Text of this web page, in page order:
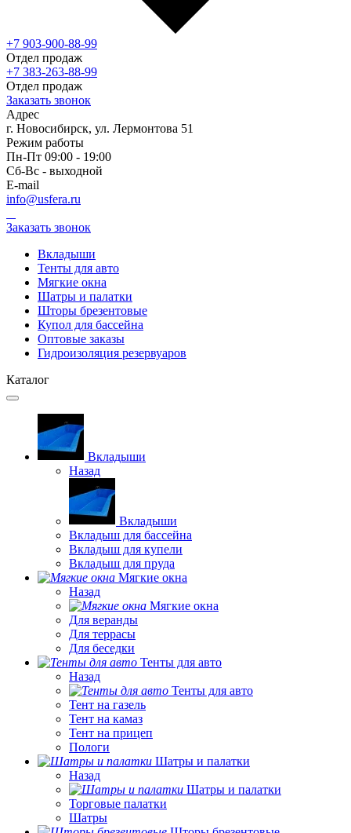
+7 903-900-88-99
Отдел продаж
+7 383-263-88-99
Отдел продаж
Заказать звонок
Адрес
г. Новосибирск, ул. Лермонтова 51
Режим работы
Пн-Пт 09:00 - 19:00
Сб-Вс - выходной
E-mail
info@usfera.ru
Заказать звонок
Вкладыши
Тенты для авто
Мягкие окна
Шатры и палатки
Шторы брезентовые
Купол для бассейна
Оптовые заказы
Гидроизоляция резервуаров
Каталог
Вкладыши
Назад
Вкладыши
Вкладыш для бассейна
Вкладыш для купели
Вкладыш для пруда
Мягкие окна
Назад
Мягкие окна
Для веранды
Для террасы
Для беседки
Тенты для авто
Назад
Тенты для авто
Тент на газель
Тент на камаз
Тент на прицеп
Пологи
Шатры и палатки
Назад
Шатры и палатки
Торговые палатки
Шатры